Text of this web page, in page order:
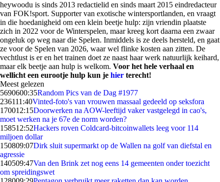
heywoodu is sinds 2013 redactielid en sinds maart 2015 eindredacteur
van FOK!sport. Supporter van exotische wintersportlanden, en vraagt
in die hoedanigheid om een klein beetje hulp: zijn vriendin plaatste
zich in 2022 voor de Winterspelen, maar kreeg kort daarna een zwaar
ongeluk op weg naar die Spelen. Inmiddels is ze deels hersteld, en gaat
ze voor de Spelen van 2026, waar wel flinke kosten aan zitten. De
vechtlust is er en het trainen doet ze naast haar werk natuurlijk keihard,
maar elk beetje aan hulp is welkom. Voor het hele verhaal en
wellicht een eurootje hulp kun je hier terecht!
Meest gelezen
5690600:35Random Pics van de Dag #1977
236111:40Vinted-foto's van vrouwen massaal gedeeld op seksfora
170012:15Doorwerken na AOW-leeftijd vaker vastgelegd in cao's,
moet werken na je 67e de norm worden?
158512:52Hackers roven Coldcard-bitcoinwallets leeg voor 114
miljoen dollar
150809:07Dirk sluit supermarkt op de Wallen na golf van diefstal en
agressie
140509:47Van den Brink zet nog eens 14 gemeenten onder toezicht
om spreidingswet